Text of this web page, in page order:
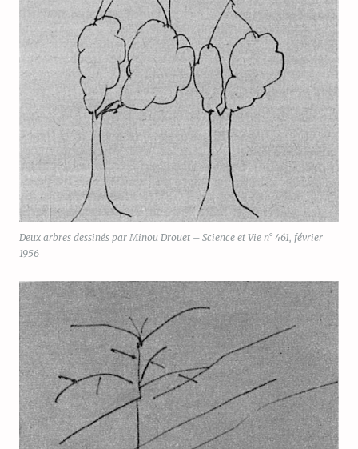
Deux arbres dessinés par Minou Drouet – Science et Vie n° 461, février
1956